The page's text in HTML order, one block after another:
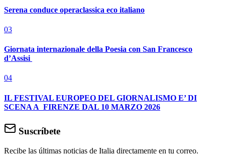
Serena conduce operaclassica eco italiano
03
Giornata internazionale della Poesia con San Francesco
d’Assisi
04
IL FESTIVAL EUROPEO DEL GIORNALISMO E’ DI
SCENA A FIRENZE DAL 10 MARZO 2026
Suscríbete
Recibe las últimas noticias de Italia directamente en tu correo.